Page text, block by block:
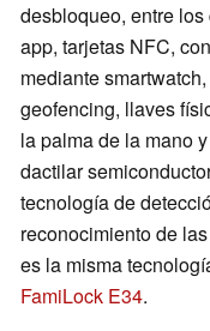
desbloqueo, entre
app, tarjetas NFC,
mediante
geofencing, llaves
la palma de la mano
dactilar
tecnología de
reconocimiento de
es la misma
FamiLock E34.